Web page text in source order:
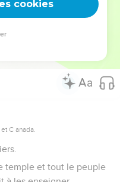
de la Galilée ?
C anada.
temple et tout le peuple
cookies